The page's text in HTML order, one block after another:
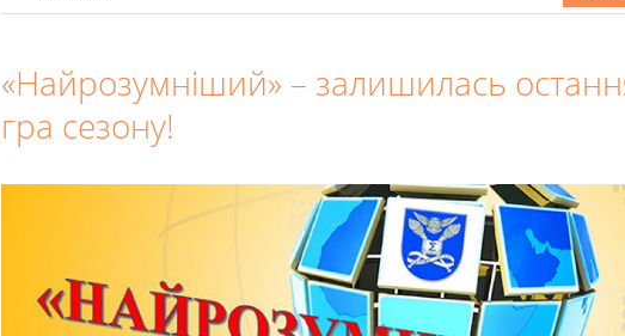
«Найрозумніший» – залишилась
гра сезону!